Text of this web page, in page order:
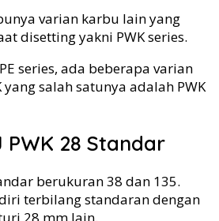
varian karbu lain yang
disetting yakni PWK series.
series, ada beberapa varian
salah satunya adalah PWK
PWK 28 Standar
berukuran 38 dan 135.
terbilang standaran dengan